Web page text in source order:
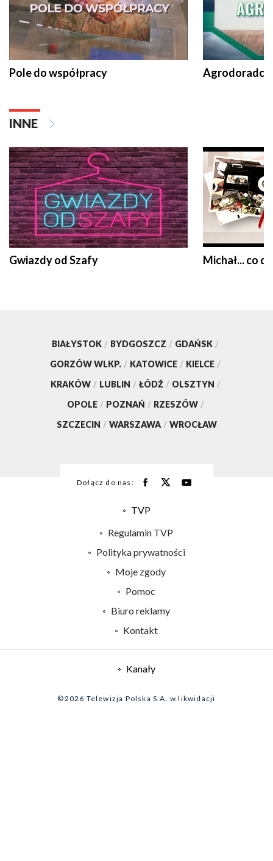
Pole do współpracy Agrodoradcy
INNE
Gwiazdy od Szafy Michał... co
BIAŁYSTOK / BYDGOSZCZ / GDAŃSK /
GORZÓW WLKP. / KATOWICE / KIELCE /
KRAKÓW / LUBLIN / ŁÓDŹ / OLSZTYN /
OPOLE / POZNAŃ / RZESZÓW /
SZCZECIN / WARSZAWA / WROCŁAW
Dołącz do nas:
TVP
Centrum informacji TVP
Naziemna Telewizja Cyfrowa
System NOS
Regulamin TVP
Polityka prywatności
Moje zgody
Pomoc
Biuro reklamy
Kontakt
Kanały
©2026 Telewizja Polska S.A. w likwidacji